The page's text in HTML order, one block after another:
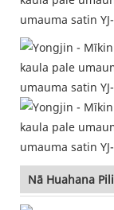
Nā Huahana Pili